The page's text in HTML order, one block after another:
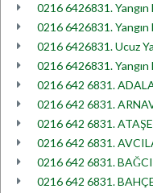
0216 6426831.
0216 6426831.
0216 6426831. Ucuz
0216 6426831. Yangın
0216 642 6831.
0216 642 6831.
0216 642 6831.
0216 642 6831.
0216 642 6831.
0216 642 6831.